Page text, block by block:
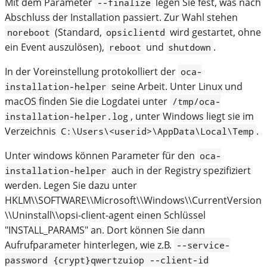
Abschluss der Installation passiert. Zur Wahl stehen
noreboot (Standard, opsiclientd wird gestartet, ohne
ein Event auszulösen), reboot und shutdown .
In der Voreinstellung protokolliert der oca-
installation-helper seine Arbeit. Unter Linux und
macOS finden Sie die Logdatei unter /tmp/oca-
installation-helper.log , unter Windows liegt sie im
Verzeichnis C:\Users\<userid>\AppData\Local\Temp .
Unter windows können Parameter für den oca-
installation-helper auch in der Registry spezifiziert
werden. Legen Sie dazu unter
HKLM\\SOFTWARE\\Microsoft\\Windows\\CurrentVersion
\\Uninstall\\opsi-client-agent einen Schlüssel
"INSTALL_PARAMS" an. Dort können Sie dann
Aufrufparameter hinterlegen, wie z.B. --service-
password {crypt}qwertzuiop --client-id